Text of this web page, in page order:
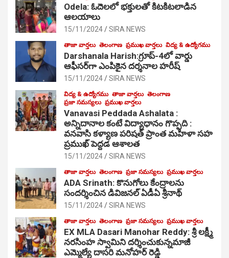
Odela: ఓదెల‌లో భక్తులతో కిటకిటలాడిన
ఆల‌యాలు
15/11/2024 SIRA NEWS
తాజా వార్తలు తెలంగాణ ప్రముఖ వార్తలు విద్య & ఉద్యోగము
Darshanala Harish:గ్రూప్-4లో వార్డు
ఆఫీసర్‌గా ఎంపికైన దర్శనాల హరీష్
15/11/2024 SIRA NEWS
విద్య & ఉద్యోగము తాజా వార్తలు తెలంగాణ
ప్రజా సమస్యలు ప్రముఖ వార్తలు
Vanavasi Peddada Ashalata :
అన్నిదానాల కంటే విద్యాధానం గొప్పది :
వనవాసి కళ్యాణ పరిషత్ ప్రాంత మహిళా సహ
ప్రముఖ్ పెద్దడ ఆశాలత
15/11/2024 SIRA NEWS
తాజా వార్తలు తెలంగాణ ప్రజా సమస్యలు ప్రముఖ వార్తలు
ADA Srinath: కొనుగోలు కేంద్రాల‌ను
సంద‌ర్శించిన డివిజనల్ ఏడీఏ శ్రీనాథ్
15/11/2024 SIRA NEWS
తాజా వార్తలు తెలంగాణ ప్రజా సమస్యలు ప్రముఖ వార్తలు
EX MLA Dasari Manohar Reddy: శ్రీ లక్ష్మీ
నరసింహ స్వామిని దర్శించుకున్నమాజీ
ఎమ్మెల్యే దాసరి మనోహర్ రెడ్డి